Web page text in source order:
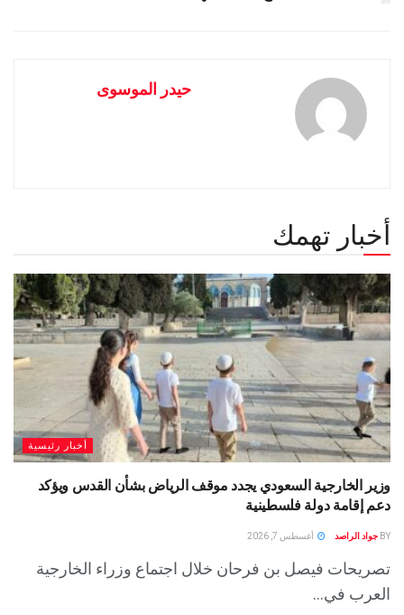
حيدر الموسوى
أخبار تهمك
أخبار رئيسية
وزير الخارجية السعودي يجدد موقف الرياض بشأن القدس ويؤكد
دعم إقامة دولة فلسطينية
BY جواد الراصد أغسطس 7, 2026
تصريحات فيصل بن فرحان خلال اجتماع وزراء الخارجية
العرب في...